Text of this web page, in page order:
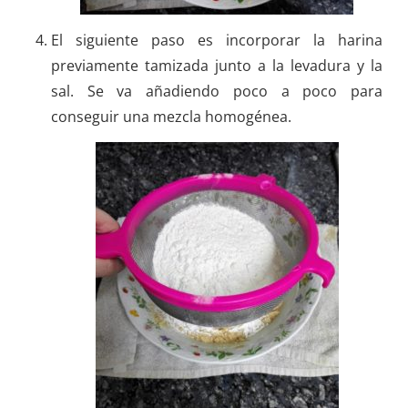
El siguiente paso es incorporar la harina
previamente tamizada junto a la levadura y la
sal. Se va añadiendo poco a poco para
conseguir una mezcla homogénea.